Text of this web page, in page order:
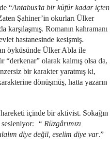
“Antabus’ta bir küfür kadar içten
Şahiner’in okurları Ülker
Romanın kahramanı
hastanesinde kesişmiş.
öyküsünde Ülker Abla ile
“derkenar” olarak kalmış olsa da,
bir karakter yaratmış ki,
dönüşmüş, hatta yazarın
içinde bir aktivist. Sokağın
“ Rüzgârımızı
diye değil, eselim diye var.”